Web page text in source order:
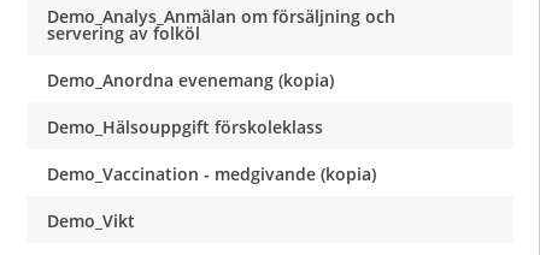
Demo_Analys_Anmälan om försäljning och
servering av folköl
Demo_Anordna evenemang (kopia)
Demo_Hälsouppgift förskoleklass
Demo_Vaccination - medgivande (kopia)
Demo_Vikt